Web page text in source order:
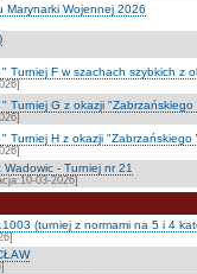
Marynarki Wojennej 2026
Turniej F w szachach szybkich z
Turniej G z okazji "Zabrzańskiego
Turniej H z okazji "Zabrzańskiego
- Turniej nr 21
03-2026]
(turniej z normami na 5 i 4